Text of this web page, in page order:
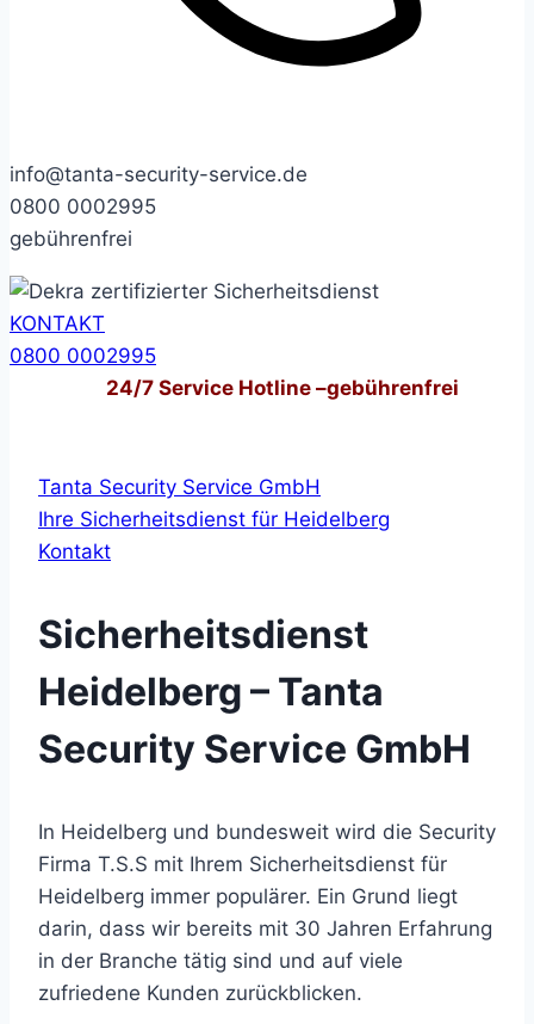
info@tanta-security-service.de
0800 0002995
gebührenfrei
KONTAKT
0800 0002995
24/7Service Hotline –gebührenfrei
Tanta Security Service GmbH
Ihre Sicherheitsdienst für Heidelberg
Kontakt
Sicherheitsdienst
Heidelberg – Tanta
Security Service GmbH
In Heidelberg und bundesweit wird die Security
Firma T.S.S mit Ihrem Sicherheitsdienst für
Heidelberg immer populärer. Ein Grund liegt
darin, dass wir bereits mit 30 Jahren Erfahrung
in der Branche tätig sind und auf viele
zufriedene Kunden zurückblicken.